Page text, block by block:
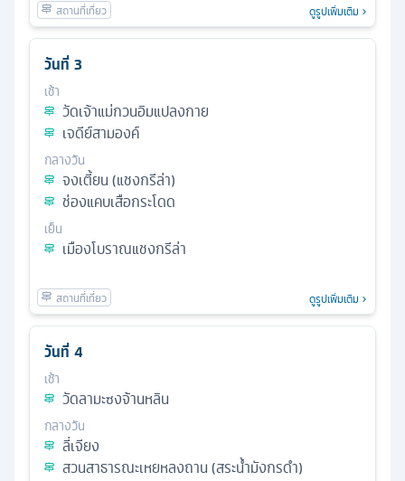
ดูรูปเพิ่มเติม
วันที่ 3
เช้า
วัดเจ้าแม่กวนอิมแปลงกาย
เจดีย์สามองค์
กลางวัน
จงเตี้ยน (แชงกรีล่า)
ช่องแคบเสือกระโดด
เย็น
เมืองโบราณแชงกรีล่า
ดูรูปเพิ่มเติม
วันที่ 4
เช้า
วัดลามะซงจ้านหลิน
กลางวัน
ลี่เจียง
สวนสาธารณะเหยหลงถาน (สระน้ำมังกรดำ)